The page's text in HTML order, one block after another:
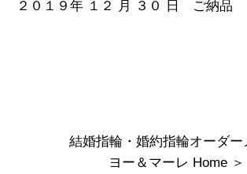
２０１９年 １２ 月 ３０ 日 ご納品
結婚指輪・婚約指輪オーダー
ヨー＆マーレ Home＞